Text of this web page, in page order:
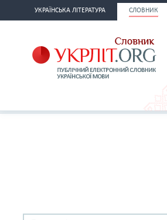
УКРАЇНСЬКА ЛІТЕРАТУРА СЛОВНИК